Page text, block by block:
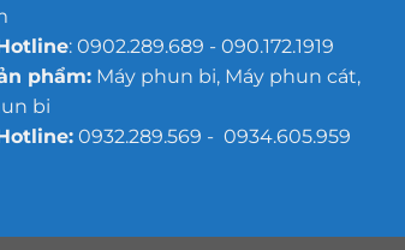
: 0902.289.689 - 090.172.1919
phẩm:Máy phun bi, Máy phun cát,
bi
0932.289.569 - 0934.605.959